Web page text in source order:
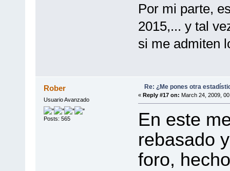
Por mi parte,
2015,... y tal
si me admiten
Rober
Usuario Avanzado
Posts: 565
Re: ¿Me pones otra
« Reply #17 on: March 24, 2009,
En este
rebasado
foro,